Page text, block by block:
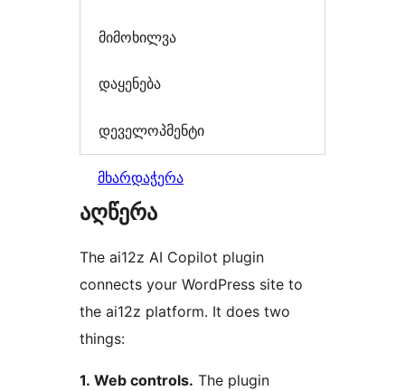
მიმოხილვა
დაყენება
დეველოპმენტი
მხარდაჭერა
აღწერა
The ai12z AI Copilot plugin
connects your WordPress site to
the ai12z platform. It does two
things:
1. Web controls. The plugin